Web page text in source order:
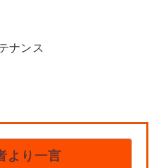
ナンス
より一言